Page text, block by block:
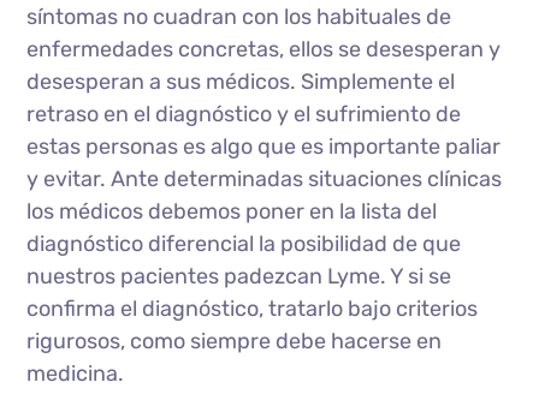
síntomas no cuadran con los habituales de
enfermedades concretas, ellos se desesperan y
desesperan a sus médicos. Simplemente el
retraso en el diagnóstico y el sufrimiento de
estas personas es algo que es importante paliar
y evitar. Ante determinadas situaciones clínicas
los médicos debemos poner en la lista del
diagnóstico diferencial la posibilidad de que
nuestros pacientes padezcan Lyme. Y si se
confirma el diagnóstico, tratarlo bajo criterios
rigurosos, como siempre debe hacerse en
medicina.